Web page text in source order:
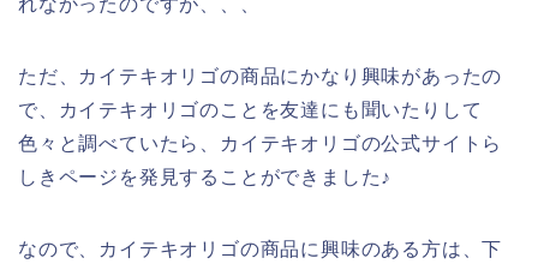
れなかったのですが、、、
ただ、カイテキオリゴの商品にかなり興味があったの
で、カイテキオリゴのことを友達にも聞いたりして
色々と調べていたら、カイテキオリゴの公式サイトら
しきページを発見することができました♪
なので、カイテキオリゴの商品に興味のある方は、下